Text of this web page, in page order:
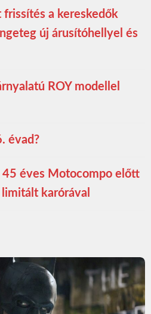
a kereskedők
új árusítóhellyel és
ROY modellel
évad?
45 éves Motocompo előtt
karórával